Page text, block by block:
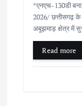
*एनएच-130डी
2026/ छत्तीसगढ़ के
अबूझमाड़ क्षेत्र में
Read more